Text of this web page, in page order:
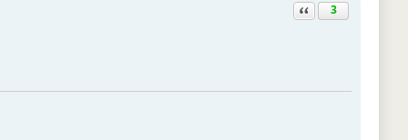
Ответить с цитатой
3